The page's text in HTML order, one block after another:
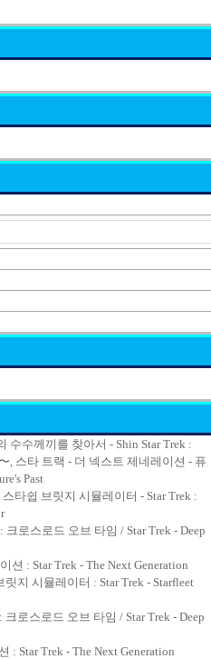
수수께끼를 찾아서 - Shin Star Trek :
, 스타 트랙 - 더 넥스트 제네레이션 - 퓨
Past
타쉽 브릿지 시뮬레이터 - Star Trek :
로스로드 오브 타임 / Star Trek - Deep
: Star Trek - The Next Generation
지 시뮬레이터 : Star Trek - Starfleet
로스로드 오브 타임 / Star Trek - Deep
: Star Trek - The Next Generation